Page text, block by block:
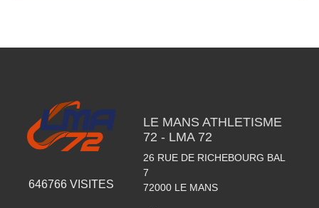
646766 VISITES
LE MANS ATHLETISME
72 - LMA 72
26 RUE DE RICHEBOURG BAL
7
72000 LE MANS